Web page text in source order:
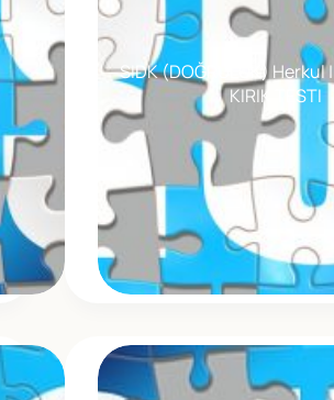
SIDK (DOĞRULUK) Herkul
KIRIK TESTI